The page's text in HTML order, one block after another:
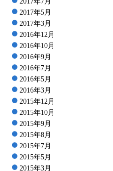
2017年5月
2017年3月
2016年12月
2016年10月
2016年9月
2016年7月
2016年5月
2016年3月
2015年12月
2015年10月
2015年9月
2015年8月
2015年7月
2015年5月
2015年3月